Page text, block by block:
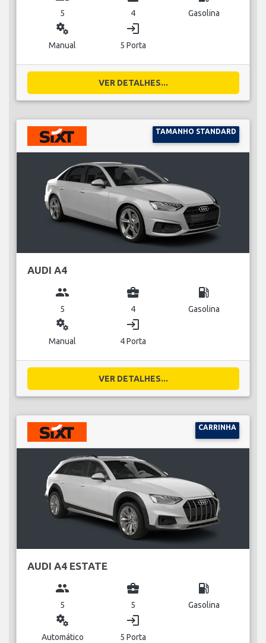
5 4 Gasolina
miscellaneous_services
Manual
login
5 Porta
VER DETALHES...
TAMANHO STANDARD
AUDI A4
group
5
business_center
4
local_gas_station
Gasolina
miscellaneous_services
Manual
login
4 Porta
VER DETALHES...
CARRINHA
AUDI A4 ESTATE
group
5
business_center
5
local_gas_station
Gasolina
miscellaneous_services
Automático
login
5 Porta